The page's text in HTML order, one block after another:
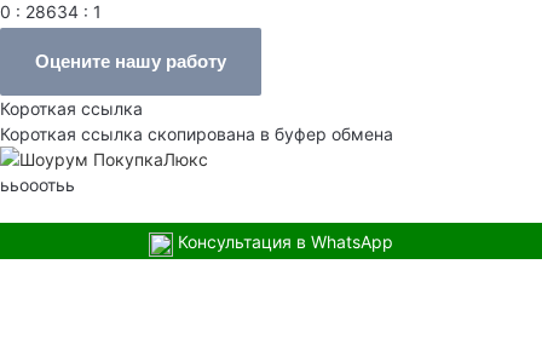
0 : 28634 : 1
Оцените нашу работу
Короткая ссылка
Короткая ссылка скопирована в буфер обмена
ььооотьь
Консультация в WhatsApp